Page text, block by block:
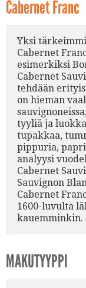
Cabernet Franc
Yksi
Cabernet
esimerkiksi
Cabernet
tehdään
on hieman
tyyliä ja
tupakkaa,
pippuria,
analyysi
Cabernet
Sauvignon
Cabernet
1600-luvulta
kauemminkin.
MAKUTYYPPI